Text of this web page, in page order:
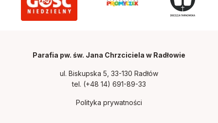
Parafia pw. św. Jana Chrzciciela w Radłowie
ul. Biskupska 5, 33-130 Radłów
tel. (+48 14) 691-89-33
Polityka prywatności